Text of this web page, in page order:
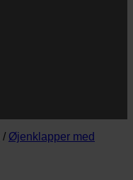
/ Øjenklapper med